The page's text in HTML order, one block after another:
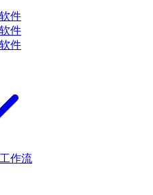
件
件
件
作流